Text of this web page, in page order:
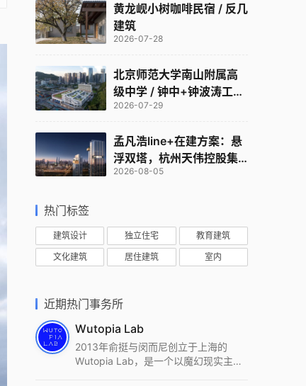
黄龙岘小树咖啡民宿 / 反几
建筑
2026-07-28
北京师范大学南山附属高
级中学 / 钟中+钟波涛工作
室
2026-07-29
孟凡浩line+在建方案：悬
浮双塔，杭州天伟控股集
团总部
2026-08-05
热门标签
建筑设计 独立住宅 教育建筑
文化建筑 居住建筑 室内
近期热门事务所
Wutopia Lab
2013年俞挺与闵而尼创立于上海的
Wutopia Lab，是一个以魔幻现实主